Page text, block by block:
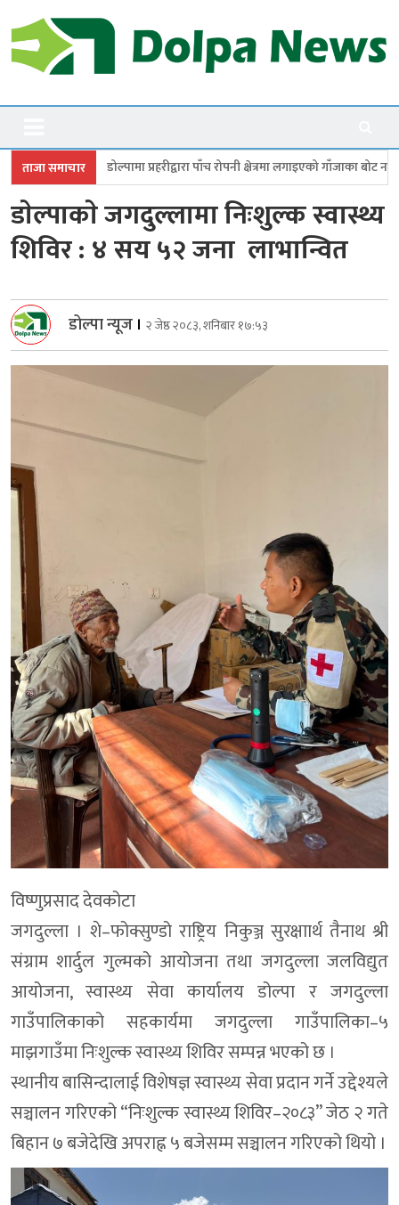
to
content
Dolpanews
ताजा समाचार
प्रहरीद्वारा पाँच रोपनी क्षेत्रमा लगाइएको गाँजाका बोट नष्ट जगदुल्लामा
डाेल्पाकाे जगदुल्लामा निःशुल्क स्वास्थ्य
शिविर : ४ सय ५२ जना लाभान्वित
डोल्पा न्यूज । २ जेष्ठ २०८३, शनिबार १७:५३
विष्णुप्रसाद देवकोटा
जगदुल्ला । शे–फोक्सुण्डो राष्ट्रिय निकुञ्ज सुरक्षाार्थ तैनाथ श्री
संग्राम शार्दुल गुल्मको आयोजना तथा जगदुल्ला जलविद्युत
आयोजना, स्वास्थ्य सेवा कार्यालय डोल्पा र जगदुल्ला
गाउँपालिकाको सहकार्यमा जगदुल्ला गाउँपालिका–५
माझगाउँमा निःशुल्क स्वास्थ्य शिविर सम्पन्न भएको छ ।
स्थानीय बासिन्दालाई विशेषज्ञ स्वास्थ्य सेवा प्रदान गर्ने उद्देश्यले
सञ्चालन गरिएको “निःशुल्क स्वास्थ्य शिविर–२०८३” जेठ २ गते
बिहान ७ बजेदेखि अपराह्न ५ बजेसम्म सञ्चालन गरिएको थियो ।